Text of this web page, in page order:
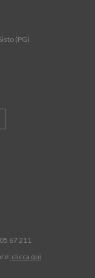
(PG)
67 211
clicca qui